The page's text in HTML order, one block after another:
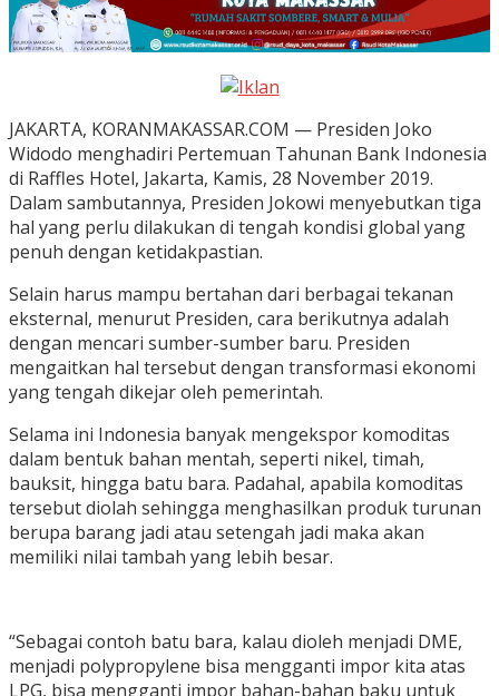
JAKARTA, KORANMAKASSAR.COM — Presiden Joko
Widodo menghadiri Pertemuan Tahunan Bank Indonesia
di Raffles Hotel, Jakarta, Kamis, 28 November 2019.
Dalam sambutannya, Presiden Jokowi menyebutkan tiga
hal yang perlu dilakukan di tengah kondisi global yang
penuh dengan ketidakpastian.
Selain harus mampu bertahan dari berbagai tekanan
eksternal, menurut Presiden, cara berikutnya adalah
dengan mencari sumber-sumber baru. Presiden
mengaitkan hal tersebut dengan transformasi ekonomi
yang tengah dikejar oleh pemerintah.
Selama ini Indonesia banyak mengekspor komoditas
dalam bentuk bahan mentah, seperti nikel, timah,
bauksit, hingga batu bara. Padahal, apabila komoditas
tersebut diolah sehingga menghasilkan produk turunan
berupa barang jadi atau setengah jadi maka akan
memiliki nilai tambah yang lebih besar.
“Sebagai contoh batu bara, kalau dioleh menjadi DME,
menjadi polypropylene bisa mengganti impor kita atas
LPG, bisa mengganti impor bahan-bahan baku untuk